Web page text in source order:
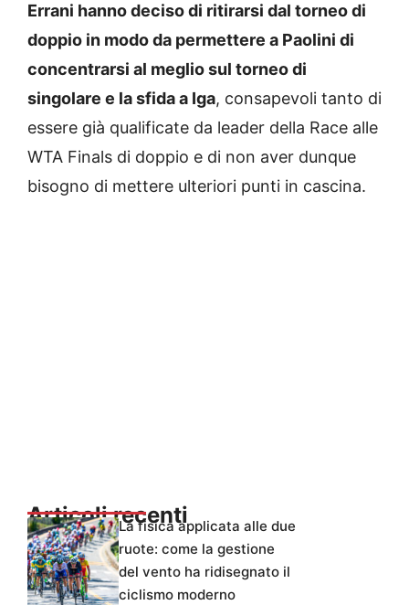
Errani hanno deciso di ritirarsi dal torneo di
doppio in modo da permettere a Paolini di
concentrarsi al meglio sul torneo di
singolare e la sfida a Iga, consapevoli tanto di
essere già qualificate da leader della Race alle
WTA Finals di doppio e di non aver dunque
bisogno di mettere ulteriori punti in cascina.
Articoli recentiLa fisica applicata alle due
ruote: come la gestione
del vento ha ridisegnato il
ciclismo moderno